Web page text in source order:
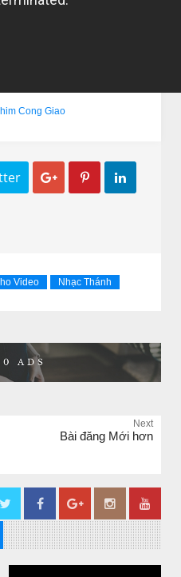
Cong Giao
  
Video Nhạc Thánh
Next
Bài đăng Mới hơn
YOU MIGHT BE LOOKING FOR